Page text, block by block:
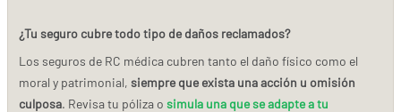
¿Tu seguro cubre todo tipo de daños reclamados?
Los seguros de RC médica cubren tanto el daño físico como el
moral y patrimonial, siempre que exista una acción u omisión
culposa. Revisa tu póliza o simula una que se adapte a tu